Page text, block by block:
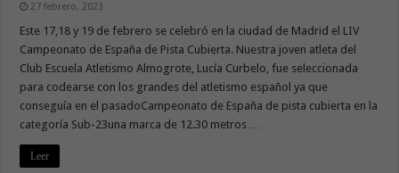
27 febrero, 2023
Este 17,18 y 19 de febrero se celebró en la ciudad de Madrid el LIV
Campeonato de España de Pista Cubierta. Nuestra joven atleta del
Club Escuela Atletismo Almogrote, Lucía Curbelo, fue seleccionada
para codearse con los grandes del atletismo español ya que
conseguía en el pasadoCampeonato de España de pista cubierta en la
categoría Sub-23una marca de 12.30 metros …
Leer